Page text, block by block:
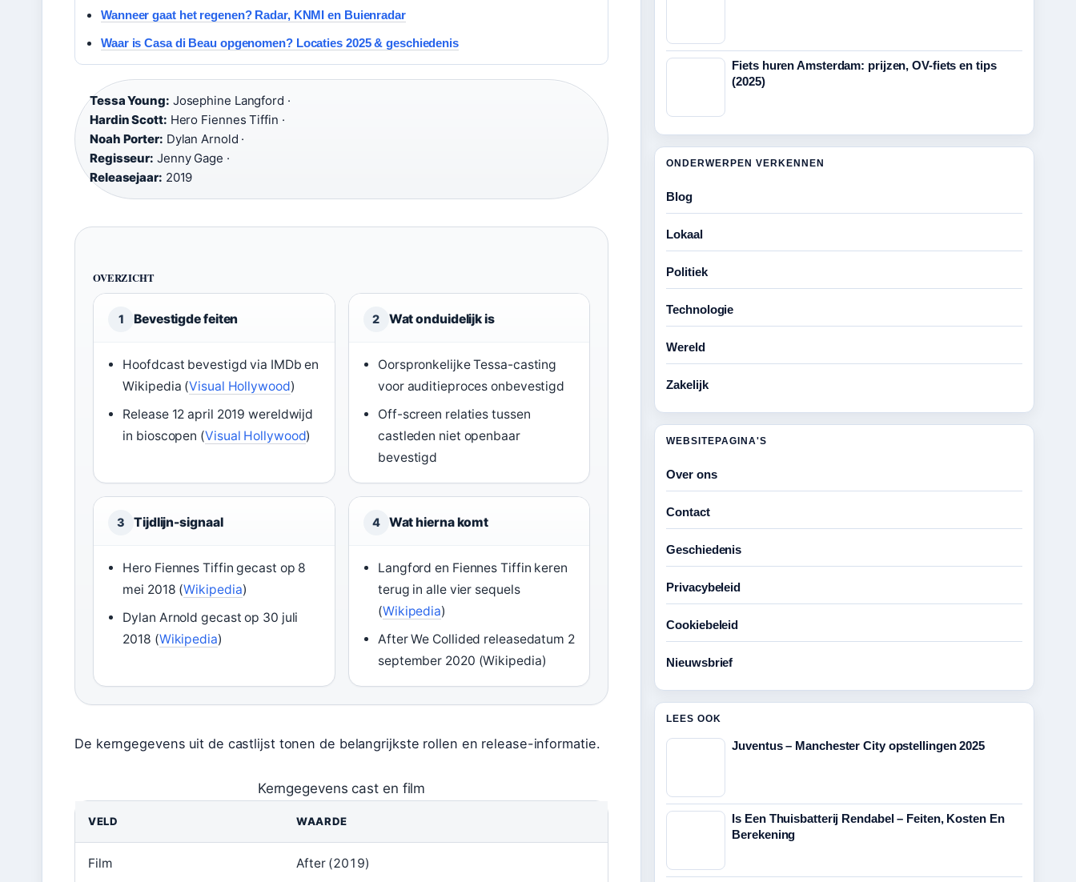
Wanneer gaat het regenen? Radar, KNMI en Buienradar
Waar is Casa di Beau opgenomen? Locaties 2025 & geschiedenis
Tessa Young: Josephine Langford ·
Hardin Scott: Hero Fiennes Tiffin ·
Noah Porter: Dylan Arnold ·
Regisseur: Jenny Gage ·
Releasejaar: 2019
OVERZICHT
1 Bevestigde feiten
Hoofdcast bevestigd via IMDb en
Wikipedia (Visual Hollywood)
Release 12 april 2019 wereldwijd
in bioscopen (Visual Hollywood)
2 Wat onduidelijk is
Oorspronkelijke Tessa-casting
voor auditieproces onbevestigd
Off-screen relaties tussen
castleden niet openbaar
bevestigd
3 Tijdlijn-signaal
Hero Fiennes Tiffin gecast op 8
mei 2018 (Wikipedia)
Dylan Arnold gecast op 30 juli
2018 (Wikipedia)
4 Wat hierna komt
Langford en Fiennes Tiffin keren
terug in alle vier sequels
(Wikipedia)
After We Collided releasedatum 2
september 2020 (Wikipedia)
De kerngegevens uit de castlijst tonen de belangrijkste rollen en release-informatie.
Kerngegevens cast en film
VELD WAARDE
Film After (2019)
Fiets huren Amsterdam: prijzen, OV-fiets en tips
(2025)
ONDERWERPEN VERKENNEN
Blog
Lokaal
Politiek
Technologie
Wereld
Zakelijk
WEBSITEPAGINA'S
Over ons
Contact
Geschiedenis
Privacybeleid
Cookiebeleid
Nieuwsbrief
LEES OOK
Juventus – Manchester City opstellingen 2025
Is Een Thuisbatterij Rendabel – Feiten, Kosten En
Berekening